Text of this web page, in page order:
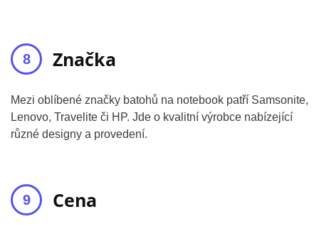
Značka
Mezi oblíbené značky batohů na notebook patří Samsonite,
Lenovo, Travelite či HP. Jde o kvalitní výrobce nabízející
různé designy a provedení.
Cena